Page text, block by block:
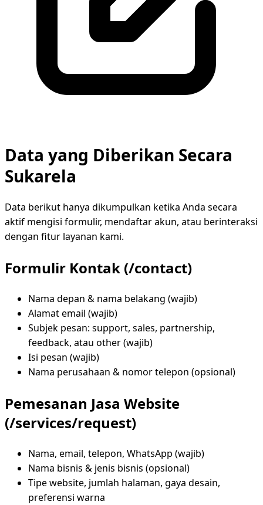
Data yang Diberikan Secara
Sukarela
Data berikut hanya dikumpulkan ketika Anda secara
aktif mengisi formulir, mendaftar akun, atau berinteraksi
dengan fitur layanan kami.
Formulir Kontak (/contact)
Nama depan & nama belakang (wajib)
Alamat email (wajib)
Subjek pesan: support, sales, partnership,
feedback, atau other (wajib)
Isi pesan (wajib)
Nama perusahaan & nomor telepon (opsional)
Pemesanan Jasa Website
(/services/request)
Nama, email, telepon, WhatsApp (wajib)
Nama bisnis & jenis bisnis (opsional)
Tipe website, jumlah halaman, gaya desain,
preferensi warna